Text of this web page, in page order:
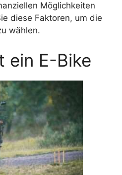
Möglichkeiten
diese Faktoren, um die
wählen.
ein E-Bike